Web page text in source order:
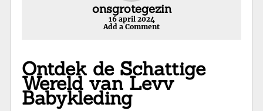
onsgrotegezin
16 april 2024
Add a Comment
Ontdek de Schattige
Wereld van Levv
Babykleding